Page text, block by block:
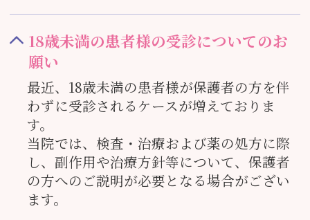
18歳未満の患者様の受診についてのお
願い
最近、18歳未満の患者様が保護者の方を伴
わずに受診されるケースが増えておりま
す。
当院では、検査・治療および薬の処方に際
し、副作用や治療方針等について、保護者
の方へのご説明が必要となる場合がござい
ます。